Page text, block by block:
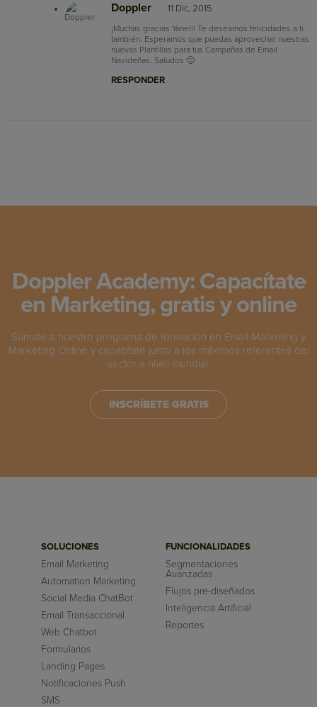
Doppler 11 Dic, 2015
¡Muchas gracias Yaneli! Te deseamos felicidades a ti
también. Esperamos que puedas aprovechar nuestras
nuevas Plantillas para tus Campañas de Email
Navideñas. Saludos 🙂
RESPONDER
Doppler Academy: Capacítate
en Marketing, gratis y online
Súmate a nuestro programa de formación en Email Marketing y
Marketing Online y capacítate junto a los máximos referentes del
sector a nivel mundial.
INSCRÍBETE GRATIS
SOLUCIONES
Email Marketing
Automation Marketing
Social Media ChatBot
Email Transaccional
Web Chatbot
Formularios
Landing Pages
Notificaciones Push
SMS
FUNCIONALIDADES
Segmentaciones
Avanzadas
Flujos pre-diseñados
Inteligencia Artificial
Reportes